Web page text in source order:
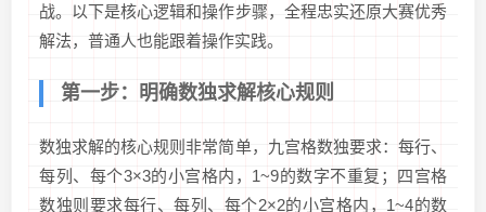
战。以下是核心逻辑和操作步骤，全程忠实还原大赛优秀
解法，普通人也能跟着操作实践。
第一步：明确数独求解核心规则
数独求解的核心规则非常简单，九宫格数独要求：每行、
每列、每个3×3的小宫格内，1~9的数字不重复；四宫格
数独则要求每行、每列、每个2×2的小宫格内，1~4的数